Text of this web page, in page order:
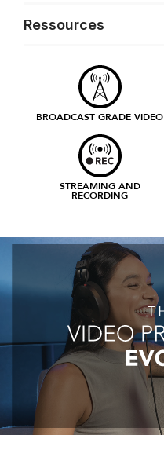
Ressources
BROADCAST GRADE VIDEO
STREAMING AND
RECORDING